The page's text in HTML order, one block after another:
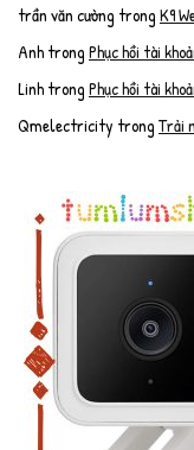
trần văn cường trongK9
AnhtrongPhục hồi tài
LinhtrongPhục hồi tài
Qmelectricity trongTrải